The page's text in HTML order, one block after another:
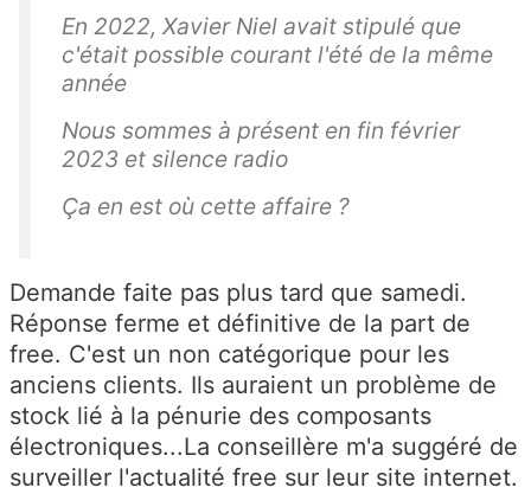
En 2022, Xavier Niel avait stipulé que
c'était possible courant l'été de la même
année
Nous sommes à présent en fin février
2023 et silence radio
Ça en est où cette affaire ?
Demande faite pas plus tard que samedi.
Réponse ferme et définitive de la part de
free. C'est un non catégorique pour les
anciens clients. Ils auraient un problème de
stock lié à la pénurie des composants
électroniques...La conseillère m'a suggéré de
surveiller l'actualité free sur leur site internet.